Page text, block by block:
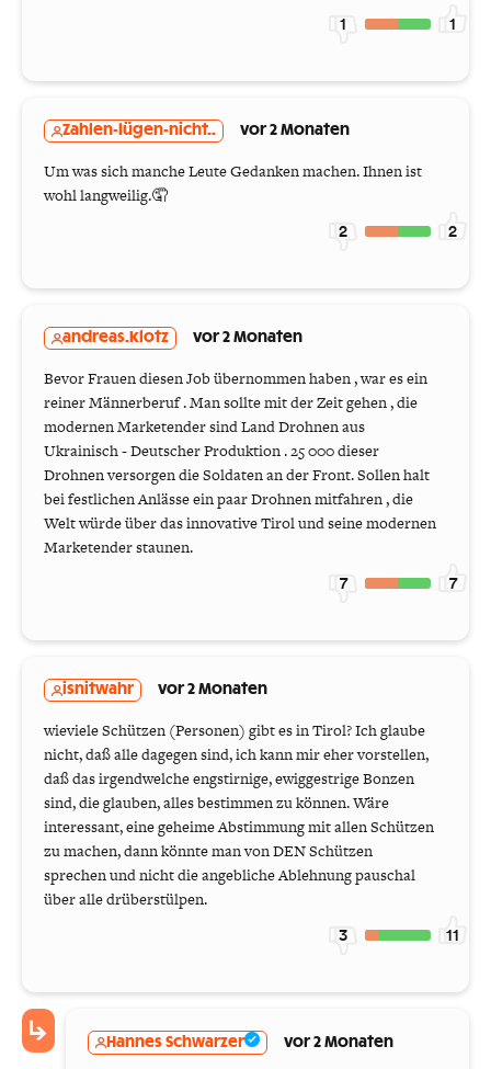
1 1
Zahlen-lügen-nicht.. vor 2 Monaten
Um was sich manche Leute Gedanken machen. Ihnen ist
wohl langweilig.🤦
2 2
andreas.klotz vor 2 Monaten
Bevor Frauen diesen Job übernommen haben , war es ein
reiner Männerberuf . Man sollte mit der Zeit gehen , die
modernen Marketender sind Land Drohnen aus
Ukrainisch - Deutscher Produktion . 25 000 dieser
Drohnen versorgen die Soldaten an der Front. Sollen halt
bei festlichen Anlässe ein paar Drohnen mitfahren , die
Welt würde über das innovative Tirol und seine modernen
Marketender staunen.
7 7
isnitwahr vor 2 Monaten
wieviele Schützen (Personen) gibt es in Tirol? Ich glaube
nicht, daß alle dagegen sind, ich kann mir eher vorstellen,
daß das irgendwelche engstirnige, ewiggestrige Bonzen
sind, die glauben, alles bestimmen zu können. Wäre
interessant, eine geheime Abstimmung mit allen Schützen
zu machen, dann könnte man von DEN Schützen
sprechen und nicht die angebliche Ablehnung pauschal
über alle drüberstülpen.
3 11
Hannes Schwarzer vor 2 Monaten